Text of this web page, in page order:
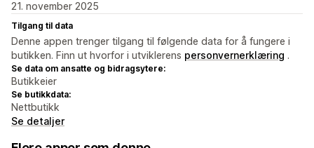
21. november 2025
Tilgang til data
Denne appen trenger tilgang til følgende data for å fungere i
butikken. Finn ut hvorfor i utviklerens personvernerklæring .
Se data om ansatte og bidragsytere:
Butikkeier
Se butikkdata:
Nettbutikk
Se detaljer